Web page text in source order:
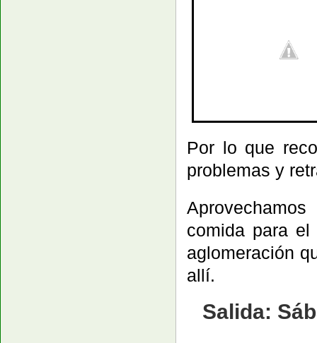
Por lo que
problemas y
comida para
aglomeración
allí.
Salida: